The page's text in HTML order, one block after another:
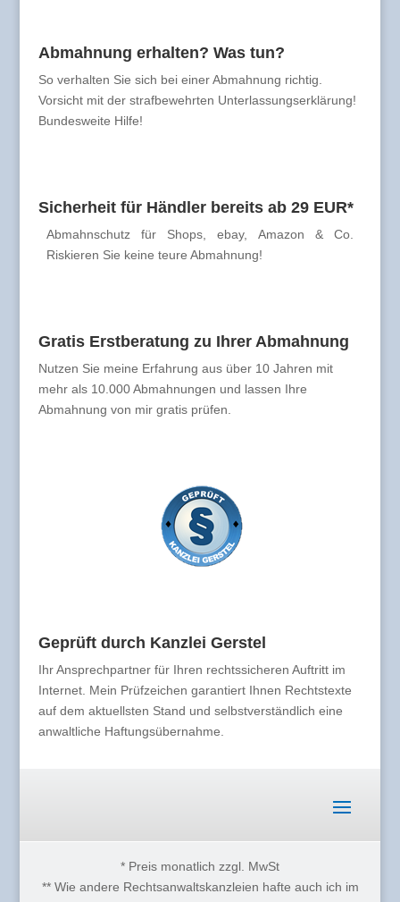
Abmahnung erhalten? Was tun?
So verhalten Sie sich bei einer Abmahnung richtig.
Vorsicht mit der strafbewehrten Unterlassungserklärung!
Bundesweite Hilfe!
Sicherheit für Händler bereits ab 29 EUR*
Abmahnschutz für Shops, ebay, Amazon & Co.
Riskieren Sie keine teure Abmahnung!
Gratis Erstberatung zu Ihrer Abmahnung
Nutzen Sie meine Erfahrung aus über 10 Jahren mit
mehr als 10.000 Abmahnungen und lassen Ihre
Abmahnung von mir gratis prüfen.
Geprüft durch Kanzlei Gerstel
Ihr Ansprechpartner für Ihren rechtssicheren Auftritt im
Internet. Mein Prüfzeichen garantiert Ihnen Rechtstexte
auf dem aktuellsten Stand und selbstverständlich eine
anwaltliche Haftungsübernahme.
* Preis monatlich zzgl. MwSt
** Wie andere Rechtsanwaltskanzleien hafte auch ich im